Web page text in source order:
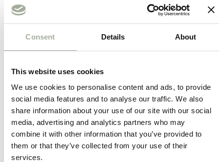
Consent Details About
This website uses cookies
We use cookies to personalise content and ads, to provide
social media features and to analyse our traffic. We also
share information about your use of our site with our social
media, advertising and analytics partners who may
combine it with other information that you’ve provided to
them or that they’ve collected from your use of their
services.
tussendoortje of beloning.
vacht.
Gebitsverzorging: Kauwen helpt de
tanden en het tandvlees van jouw hond
gezond te houden.